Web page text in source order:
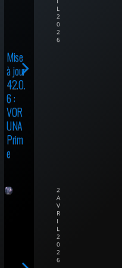
L
2
0
2
6
Mise
à jour
42.0.
6 :
VOR
UNA
Prim
e
2
A
V
R
I
L
2
0
2
6